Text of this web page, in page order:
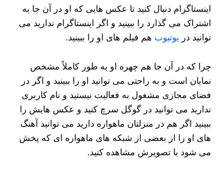
اینستاگرام دنبال کنید تا عکس هایی که او در آن جا به
اشتراک می گذارد را ببینید و اگر اینستاگرام ندارید می
توانید در یوتیوب هم فیلم های او را ببینید.
چرا که در آن جا هم چهره او به طور کاملاً مشخص
نمایان است و به راحتی می توانید او را ببینید و اگر در
فضای مجازی مشغول به فعالیت نیستید و نام کاربری
ندارید می توانید در گوگل سرچ کنید و عکس هایش را
ببینید اگر هم در منزلتان ماهواره دارید می توانید آهنگ
های او را از بعضی از شبکه های ماهواره ای که پخش
می شود با تصویرش مشاهده کنید.